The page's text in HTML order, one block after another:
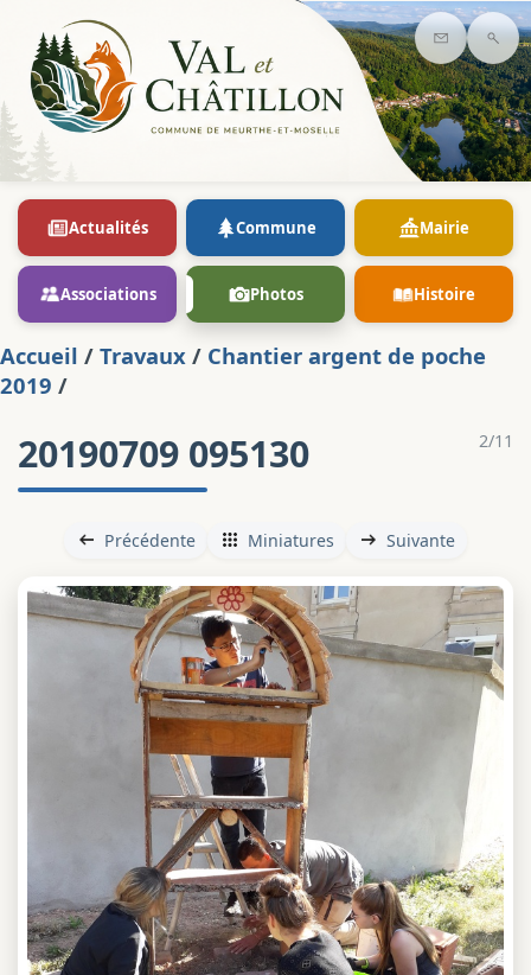
Contact
Actualités Commune Mairie
Associations Photos Histoire
Accueil / Travaux / Chantier argent de poche
2019 /
2/11
20190709 095130
Précédente Miniatures Suivante